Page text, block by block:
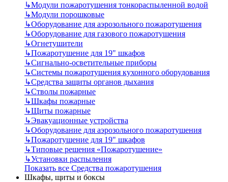
↳Модули пожаротушения тонкораспыленной водой
↳Модули порошковые
↳Оборудование для аэрозольного пожаротушения
↳Оборудование для газового пожаротушения
↳Огнетушители
↳Пожаротушение для 19" шкафов
↳Сигнально-осветительные приборы
↳Системы пожаротушения кухонного оборудования
↳Средства защиты органов дыхания
↳Стволы пожарные
↳Шкафы пожарные
↳Щиты пожарные
↳Эвакуационные устройства
↳Оборудование для аэрозольного пожаротушения
↳Пожаротушение для 19" шкафов
↳Типовые решения «Пожаротушение»
↳Установки распыления
Показать все Средства пожаротушения
Шкафы, щиты и боксы